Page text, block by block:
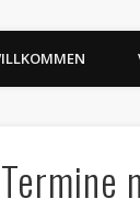
Termine